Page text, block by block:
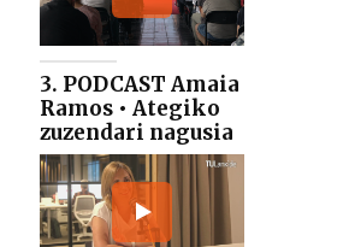
3. PODCAST Amaia
Ramos • Ategiko
zuzendari nagusia